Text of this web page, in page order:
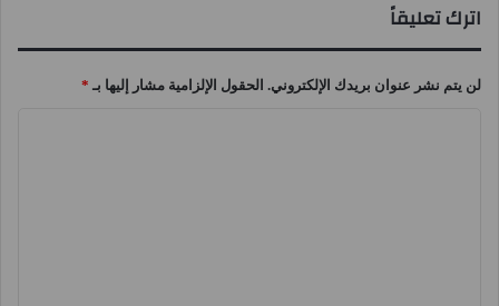
اترك تعليقاً
لن يتم نشر عنوان بريدك الإلكتروني. الحقول الإلزامية مشار إليها بـ *